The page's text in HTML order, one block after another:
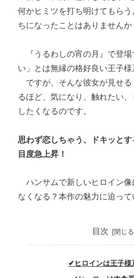
何かヒミツを打ち明けてもら
ちになったことはありませんか
『うるわしの宵の月』で登場
い」とは無縁の格好良い王子様
ですが、そんな彼女が見せる
るほど、気になり、触れたい
したくなるのです。
思わず恋しちゃう、ドキッと
目度急上昇！
ハンサムで新しいヒロイン像
なくなる？本作の魅力に迫って
目次
✔ヒロインは王子様